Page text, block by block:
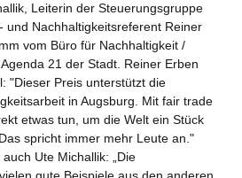
Leiterin der Steuerungsgruppe
und Nachhaltigkeitsreferent Reiner
vom Büro für Nachhaltigkeit /
21 der Stadt. Reiner Erben
"Dieser Preis unterstützt die
in Augsburg. Mit fair trade
etwas tun, um die Welt ein Stück
spricht immer mehr Leute an."
Ute Michallik: „Die